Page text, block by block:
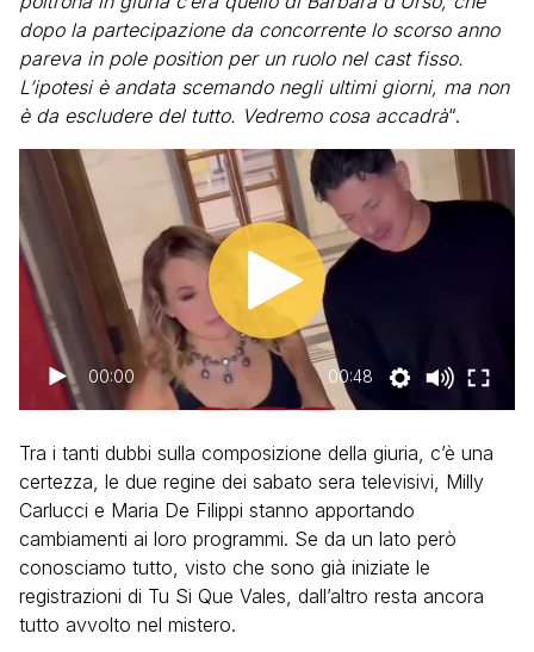
dopo la partecipazione da concorrente lo scorso anno
pareva in pole position per un ruolo nel cast fisso.
L’ipotesi è andata scemando negli ultimi giorni, ma non
è da escludere del tutto. Vedremo cosa accadrà“.
00:00 00:48
Tra i tanti dubbi sulla composizione della giuria, c’è una
certezza, le due regine dei sabato sera televisivi, Milly
Carlucci e Maria De Filippi stanno apportando
cambiamenti ai loro programmi. Se da un lato però
conosciamo tutto, visto che sono già iniziate le
registrazioni di Tu Si Que Vales, dall’altro resta ancora
tutto avvolto nel mistero.